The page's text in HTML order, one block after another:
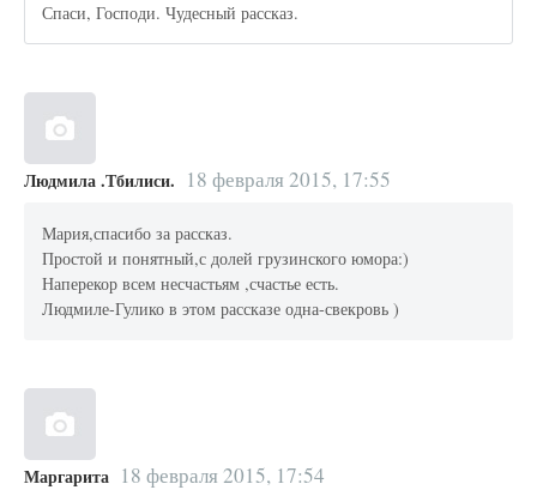
Спаси, Господи. Чудесный рассказ.
Людмила .Тбилиси. 18 февраля 2015, 17:55
Мария,спасибо за рассказ.
Простой и понятный,с долей грузинского юмора:)
Наперекор всем несчастьям ,счастье есть.
Людмиле-Гулико в этом рассказе одна-свекровь )
Маргарита 18 февраля 2015, 17:54